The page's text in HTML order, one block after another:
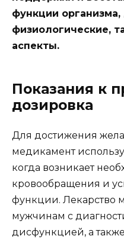
функции организма,
физиологические,
аспекты.
Показания к
дозировка
Для достижения
медикамент
когда возникает
кровообращения и
функции. Лекарство
мужчинам с
дисфункцией, а